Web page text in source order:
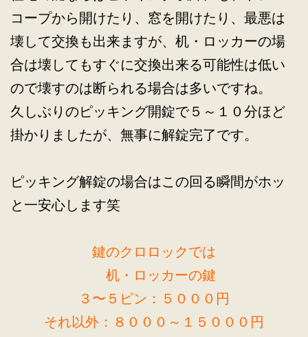
コープから開けたり、窓を開けたり、最悪は
壊して交換も出来ますが、机・ロッカーの場
合は壊してもすぐに交換出来る可能性は低い
ので壊すのは断られる場合は多いですね。
久しぶりのピッキング開錠で５～１０分ほど
掛かりましたが、無事に解錠完了です。
ピッキング解錠の場合はこの回る瞬間がホッ
と一安心します笑
鍵のクロロックでは
机・ロッカーの鍵
３〜５ピン：５０００円
それ以外：８０００～１５０００円